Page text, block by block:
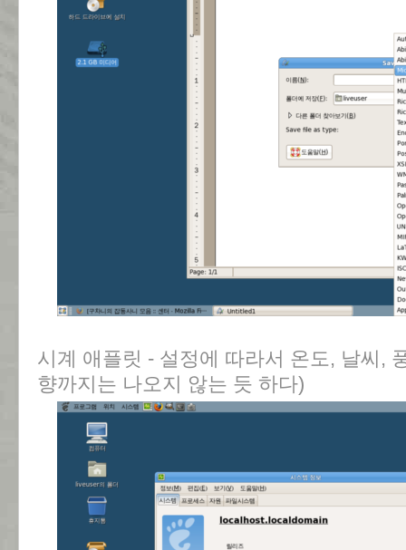
시계 애플릿 - 설정에 따라서 온도, 날씨,
향까지는 나오지 않는 듯 하다)